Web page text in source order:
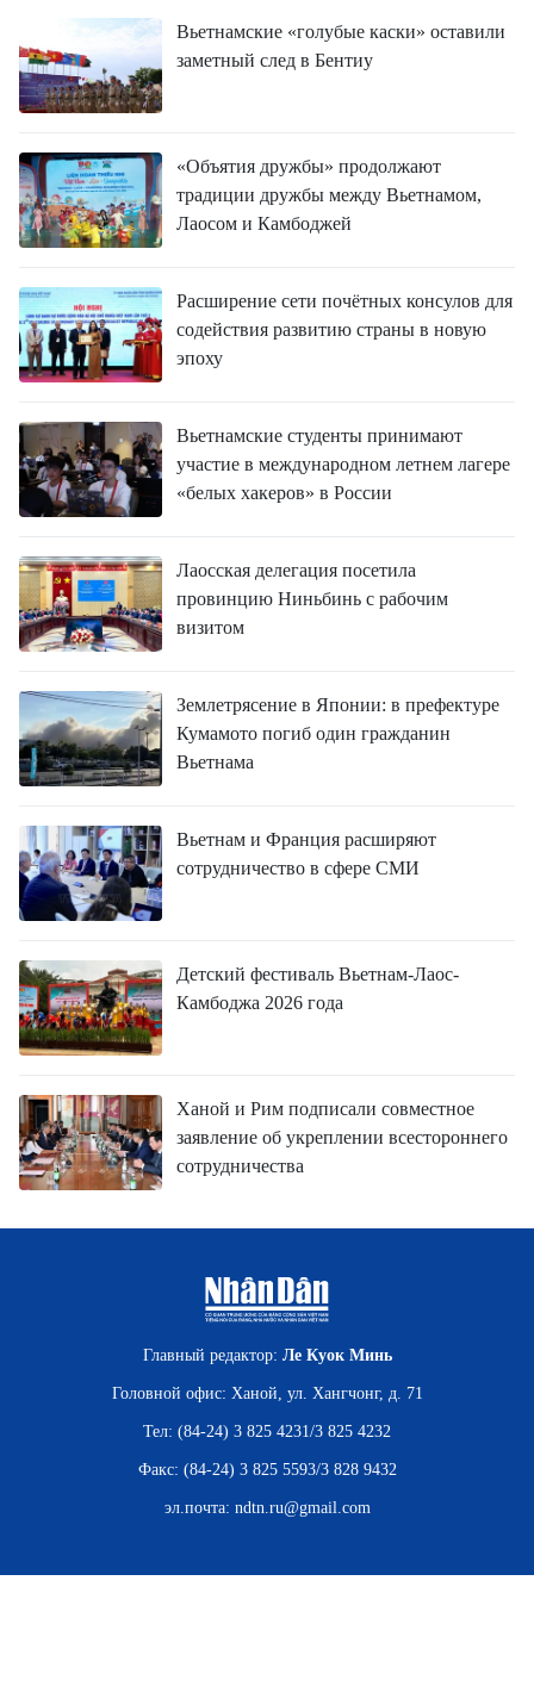
Вьетнамские «голубые каски» оставили
заметный след в Бентиу
«Объятия дружбы» продолжают
традиции дружбы между Вьетнамом,
Лаосом и Камбоджей
Расширение сети почётных консулов для
содействия развитию страны в новую
эпоху
Вьетнамские студенты принимают
участие в международном летнем лагере
«белых хакеров» в России
Лаосская делегация посетила
провинцию Ниньбинь с рабочим
визитом
Землетрясение в Японии: в префектуре
Кумамото погиб один гражданин
Вьетнама
Вьетнам и Франция расширяют
сотрудничество в сфере СМИ
Детский фестиваль Вьетнам-Лаос-
Камбоджа 2026 года
Ханой и Рим подписали совместное
заявление об укреплении всестороннего
сотрудничества
Главный редактор: Ле Куок Минь
Головной офис: Ханой, ул. Хангчонг, д. 71
Тел: (84-24) 3 825 4231/3 825 4232
Факс: (84-24) 3 825 5593/3 828 9432
эл.почта: ndtn.ru@gmail.com